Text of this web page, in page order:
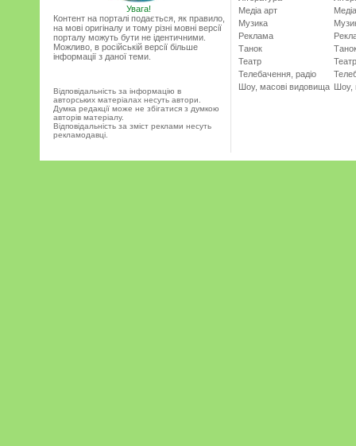
Увага!
Контент на порталі подається, як правило,
на мові оригіналу и тому різні мовні версії
порталу можуть бути не ідентичними.
Можливо, в російській версії більше
інформації з даної теми.
Відповідальність за інформацію в
авторських матеріалах несуть автори.
Думка редакції може не збігатися з думкою
авторів матеріалу.
Відповідальність за зміст реклами несуть
рекламодавці.
Медіа арт
Музика
Реклама
Танок
Театр
Телебачення, радіо
Шоу, масові видовища
Театр
Шоу,